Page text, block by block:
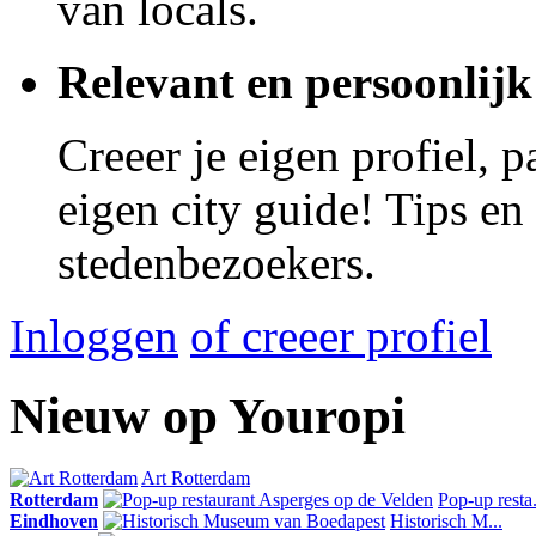
Relevant en persoonlijk
Creeer je eigen profiel,
eigen city guide! Tips
stedenbezoekers.
Inloggen of creeer profiel
Nieuw op Youropi
Art Rotterdam
Rotterdam
Pop-up
Eindhoven
Historisch M...